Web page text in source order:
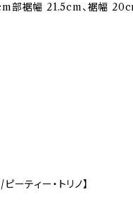
部裾幅 21.5cm、裾幅
ティー・トリノ】